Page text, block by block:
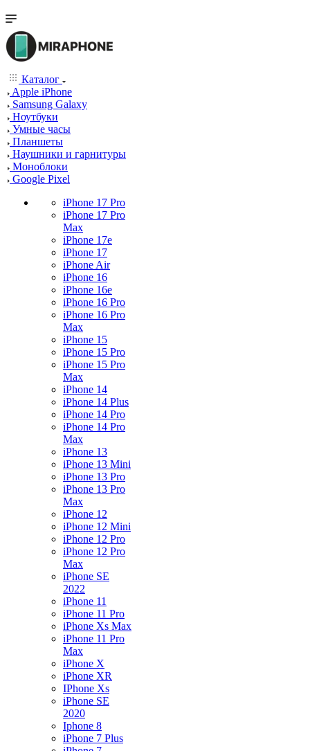
Каталог
Apple iPhone
Samsung Galaxy
Ноутбуки
Умные часы
Планшеты
Наушники и гарнитуры
Моноблоки
Google Pixel
iPhone 17 Pro
iPhone 17 Pro
Max
iPhone 17e
iPhone 17
iPhone Air
iPhone 16
iPhone 16e
iPhone 16 Pro
iPhone 16 Pro
Max
iPhone 15
iPhone 15 Pro
iPhone 15 Pro
Max
iPhone 14
iPhone 14 Plus
iPhone 14 Pro
iPhone 14 Pro
Max
iPhone 13
iPhone 13 Mini
iPhone 13 Pro
iPhone 13 Pro
Max
iPhone 12
iPhone 12 Mini
iPhone 12 Pro
iPhone 12 Pro
Max
iPhone SE
2022
iPhone 11
iPhone 11 Pro
iPhone Xs Max
iPhone 11 Pro
Max
iPhone X
iPhone XR
IPhone Xs
iPhone SE
2020
Iphone 8
iPhone 7 Plus